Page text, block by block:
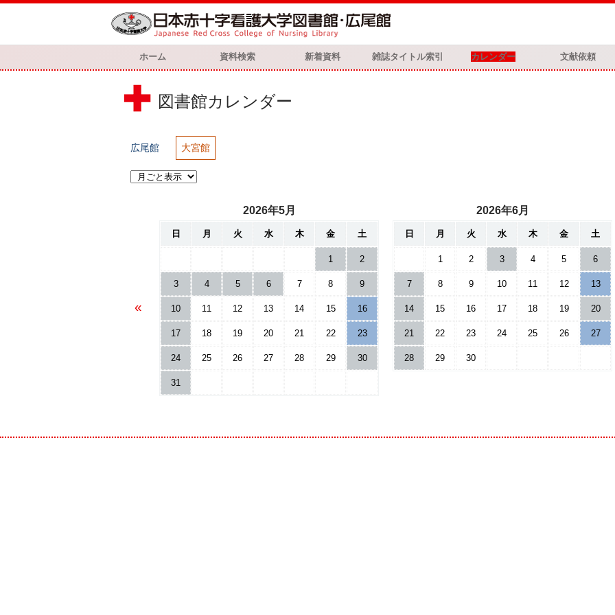
ホーム 資料検索 新着資料 雑誌タイトル索引 カレンダー 文献依頼
図書館カレンダー
広尾館 大宮館
2026年5月
日 月 火 水 木 金 土
1 2
3 4 5 6 7 8 9
10 11 12 13 14 15 16
17 18 19 20 21 22 23
24 25 26 27 28 29 30
31
2026年6月
日 月 火 水 木 金 土
1 2 3 4 5 6
7 8 9 10 11 12 13
14 15 16 17 18 19 20
21 22 23 24 25 26 27
28 29 30